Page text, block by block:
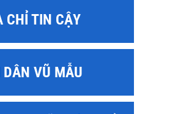
CHỈ TIN CẬY
DÂN VŨ MẪU